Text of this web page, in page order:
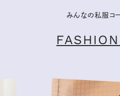
みんなの私服コ